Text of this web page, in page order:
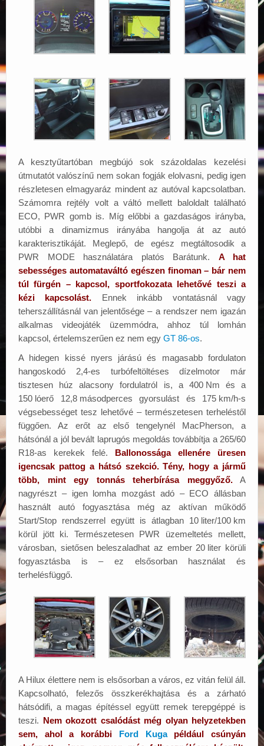
A kesztyűtartóban megbújó sok százoldalas kezelési
útmutatót valószínű nem sokan fogják elolvasni, pedig igen
részletesen elmagyaráz mindent az autóval kapcsolatban.
Számomra rejtély volt a váltó mellett baloldalt található
ECO, PWR gomb is. Míg előbbi a gazdaságos irányba,
utóbbi a dinamizmus irányába hangolja át az autó
karakterisztikáját. Meglepő, de egész megtáltosodik a
PWR MODE használatára platós Barátunk. A hat
sebességes automataváltó egészen finoman – bár nem
túl fürgén – kapcsol, sportfokozata lehetővé teszi a
kézi kapcsolást. Ennek inkább vontatásnál vagy
teherszállításnál van jelentősége – a rendszer nem igazán
alkalmas videojáték üzemmódra, ahhoz túl lomhán
kapcsol, értelemszerűen ez nem egy GT 86-os.
A hidegen kissé nyers járású és magasabb fordulaton
hangoskodó 2,4-es turbófeltöltéses dízelmotor már
tisztesen húz alacsony fordulatról is, a 400. Nm és a
150 lóerő 12,8. másodperces gyorsulást és 175 km/h-s
végsebességet tesz lehetővé – természetesen terheléstől
függően. Az erőt az első tengelynél MacPherson, a
hátsónál a jól bevált laprugós megoldás továbbítja a 265/60
R18-as kerekek felé. Ballonossága ellenére üresen
igencsak pattog a hátsó szekció. Tény, hogy a jármű
több, mint egy tonnás teherbírása meggyőző.A
nagyrészt – igen lomha mozgást adó – ECO állásban
használt autó fogyasztása még az aktívan működő
Start/Stop rendszerrel együtt is átlagban 10 liter/100 km
körül jött ki. Természetesen PWR üzemeltetés mellett,
városban, sietősen beleszaladhat az ember 20 liter körüli
fogyasztásba is – ez elsősorban használat és
terhelésfüggő.
A Hilux élettere nem is elsősorban a város, ez vitán felül áll.
Kapcsolható, felezős összkerékhajtása és a zárható
hátsódifi, a magas építéssel együtt remek terepgéppé is
teszi. Nem okozott csalódást még olyan helyzetekben
sem, ahol a korábbi Ford Kugapéldául csúnyán